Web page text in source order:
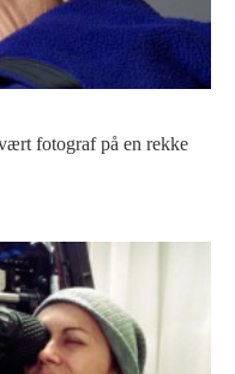
fotograf på en rekke